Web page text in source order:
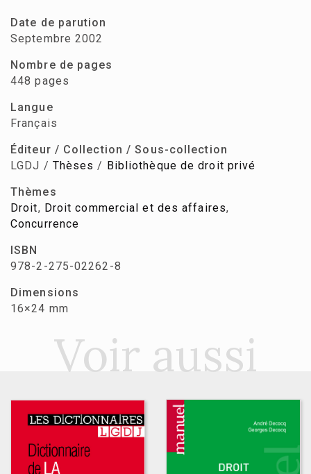
Date de parution
Septembre 2002
Nombre de pages
448 pages
Langue
Français
Éditeur / Collection / Sous-collection
LGDJ / Thèses / Bibliothèque de droit privé
Thèmes
Droit, Droit commercial et des affaires,
Concurrence
ISBN
978-2-275-02262-8
Dimensions
16×24 mm
Voir aussi